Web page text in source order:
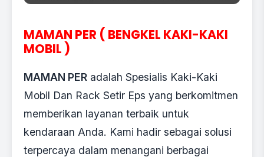
MAMAN PER ( BENGKEL KAKI-KAKI
MOBIL )
MAMAN PER adalah Spesialis Kaki-Kaki
Mobil Dan Rack Setir Eps yang berkomitmen
memberikan layanan terbaik untuk
kendaraan Anda. Kami hadir sebagai solusi
terpercaya dalam menangani berbagai